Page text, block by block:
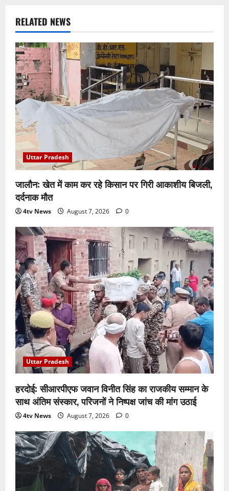
RELATED NEWS
Uttar Pradesh
जालौन: खेत में काम कर रहे किसान पर गिरी आकाशीय बिजली,
दर्दनाक मौत
4tv News August 7, 2026 0
Uttar Pradesh
हरदोई: सीआरपीएफ जवान विनीत सिंह का राजकीय सम्मान के
साथ अंतिम संस्कार, परिजनों ने निष्पक्ष जांच की मांग उठाई
4tv News August 7, 2026 0